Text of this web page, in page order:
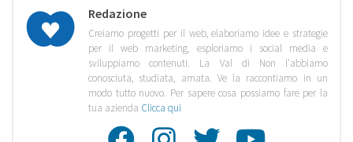
Redazione
Creiamo progetti per il web, elaboriamo idee e strategie
per il web marketing, esploriamo i social media e
sviluppiamo contenuti. La Val di Non l'abbiamo
conosciuta, studiata, amata. Ve la raccontiamo in un
modo tutto nuovo. Per sapere cosa possiamo fare per la
tua azienda Clicca qui